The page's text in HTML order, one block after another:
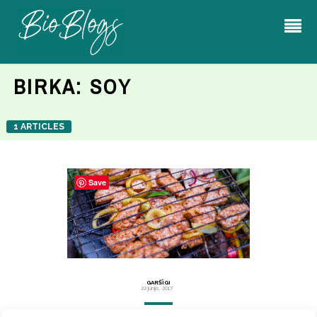
BIRKA: SOY
1 ARTICLES
GARŠĪGI
22 jūnijs, 2017
Save